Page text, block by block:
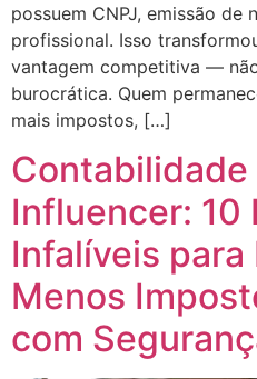
possuem CNPJ, emissão de
profissional. Isso
vantagem competitiva —
burocrática. Quem
mais impostos, […]
Contabilidade
Influencer: 10
Infalíveis para
Menos
com